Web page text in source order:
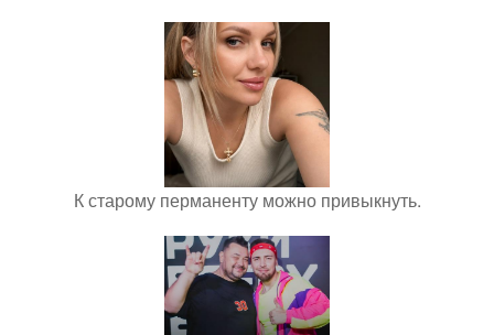
К старому перманенту можно привыкнуть.